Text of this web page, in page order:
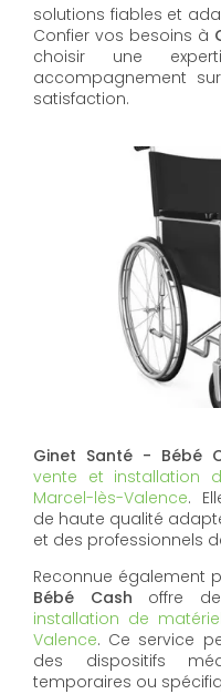
solutions fiables et
Confier vos besoins à
choisir une
accompagnement
satisfaction.
Ginet Santé - Bébé
vente et installation
Marcel-lès-Valence.
de haute qualité
et des professionnels
Reconnue également
Bébé Cash offre
installation de
Valence. Ce service
des dispositifs
temporaires ou